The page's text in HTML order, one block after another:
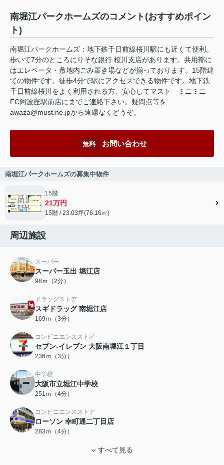
南堀江パークホームズのコメント(おすすめポイン
ト)
南堀江パークホームズ：地下鉄千日前線桜川駅にも近くて便利。
歩いて7分のところにりそな銀行 桜川支店があります。共用部に
はエレベータ・敷地内ごみ置き場などが揃っております。15階建
ての物件です。徒歩4分で駅にアクセスできる物件です。地下鉄
千日前線桜川をよく利用される方、安心してマスト ミニミニ
FC阿波座駅前店にまでご連絡下さい。疑問点等を
awaza@must.ne.jpから遠慮なくどうぞ。
無料 お問い合わせ
南堀江パークホームズの募集中物件
15階
21万円
15階 / 23.03坪(76.16㎡)
周辺施設
スーパー
スーパー玉出 堀江店
98ｍ（2分）
ドラッグストア
スギドラッグ 南堀江店
169ｍ（3分）
コンビニエンスストア
セブン-イレブン 大阪南堀江１丁目
236ｍ（3分）
中学校
大阪市立堀江中学校
251ｍ（4分）
コンビニエンスストア
ローソン 幸町通二丁目店
283ｍ（4分）
すべて見る